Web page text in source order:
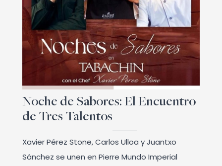
Noche de Sabores: El Encuentro
de Tres Talentos
Xavier Pérez Stone, Carlos Ulloa y Juantxo
Sánchez se unen en Pierre Mundo Imperial